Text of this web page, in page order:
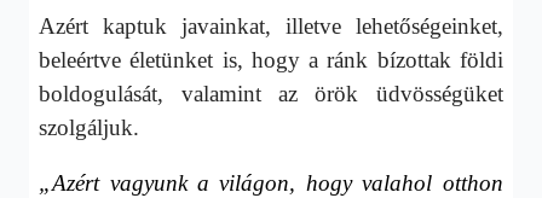
Azért kaptuk javainkat, illetve lehetőségeinket,
beleértve életünket is, hogy a ránk bízottak földi
boldogulását, valamint az örök üdvösségüket
szolgáljuk.
„Azért vagyunk a világon, hogy valahol otthon